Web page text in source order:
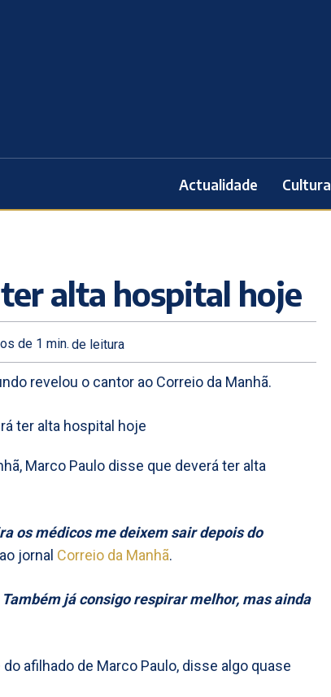
Actualidade Cultura
alta hospital hoje
de 1 min. de leitura
revelou o cantor ao Correio da Manhã.
Marco Paulo disse que deverá ter alta
os médicos me deixem sair depois do
jornal Correio da Manhã.
já consigo respirar melhor, mas ainda
afilhado de Marco Paulo, disse algo quase